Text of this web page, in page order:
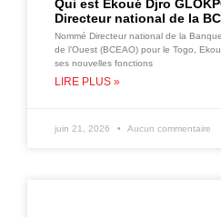
Qui est Ekoué Djro
Directeur national de la
Nommé Directeur national de la
de l’Ouest (BCEAO) pour le Togo,
ses nouvelles fonctions
LIRE PLUS »
juin 21, 2026 Aucun commentaire